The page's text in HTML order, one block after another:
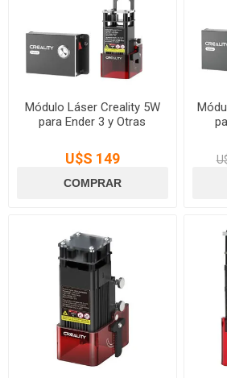
Módulo Láser Creality 5W
para Ender 3 y Otras
U$S 149